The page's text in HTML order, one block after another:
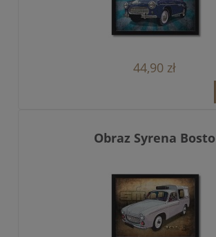
44,90 zł
Obraz Syrena Bosto